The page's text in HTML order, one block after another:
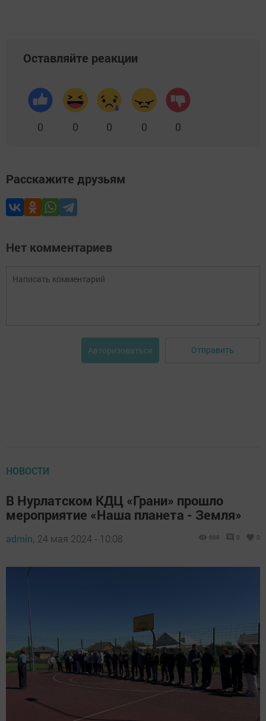
Оставляйте реакции
0 0 0 0 0
Расскажите друзьям
Нет комментариев
Авторизоваться Отправить
НОВОСТИ
В Нурлатском КДЦ «Грани» прошло
мероприятие «Наша планета - Земля»
admin, 24 мая 2024 - 10:08 668 0 0